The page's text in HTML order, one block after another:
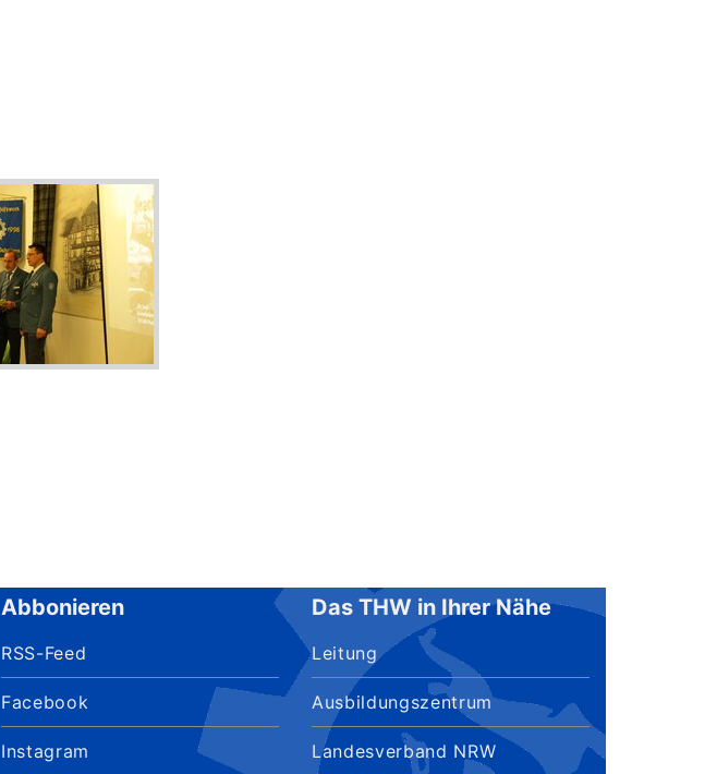
Abbonieren
RSS-Feed
Facebook
Instagram
Das THW in Ihrer Nähe
Leitung
Ausbildungszentrum
Landesverband NRW